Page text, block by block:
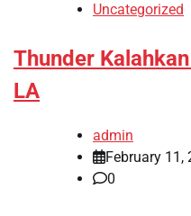
Uncategorized
Thunder
LA
admin
February 11,
0